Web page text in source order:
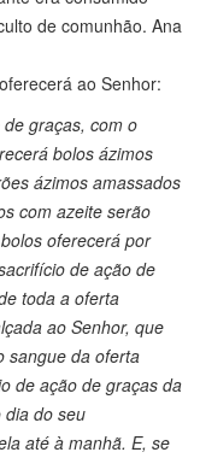
de comunhão. Ana
ao Senhor:
graças, com o
bolos ázimos
ázimos amassados
com azeite serão
oferecerá por
de ação de
toda a oferta
ao Senhor, que
sangue da oferta
de ação de graças da
dia do seu
até à manhã. E, se